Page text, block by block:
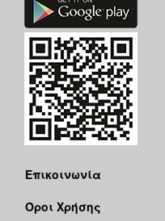
Επικοινωνία
Όροι Χρήσης